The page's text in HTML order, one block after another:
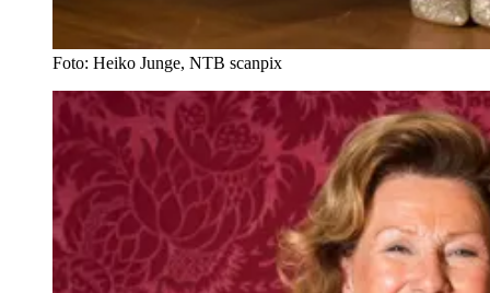
Foto: Heiko Junge, NTB scanpix